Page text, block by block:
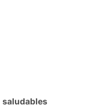
saludables